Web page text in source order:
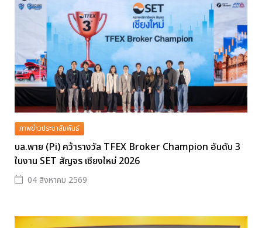
ภาพข่าวประชาสัมพันธ์
บล.พาย (Pi) คว้ารางวัล TFEX Broker Champion อันดับ 3
ในงาน SET สัญจร เชียงใหม่ 2026
04 สิงหาคม 2569